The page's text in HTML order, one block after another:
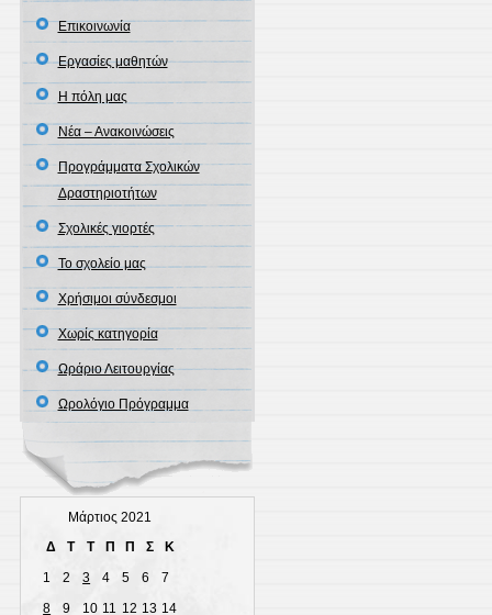
Επικοινωνία
Εργασίες μαθητών
Η πόλη μας
Νέα – Ανακοινώσεις
Προγράμματα Σχολικών
Δραστηριοτήτων
Σχολικές γιορτές
Το σχολείο μας
Χρήσιμοι σύνδεσμοι
Χωρίς κατηγορία
Ωράριο Λειτουργίας
Ωρολόγιο Πρόγραμμα
Μάρτιος 2021
Δ
Τ Τ Π Π Σ
Κ
1
2 3 4 5 6
7
8
9 10 11 12 13 14